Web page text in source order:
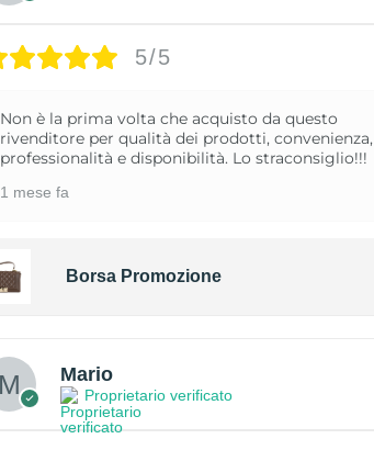
5/5
Non è la prima volta che acquisto da questo
rivenditore per qualità dei prodotti, convenienza,
professionalità e disponibilità. Lo straconsiglio!!!
1 mese fa
Borsa Promozione
Mario
Proprietario verificato